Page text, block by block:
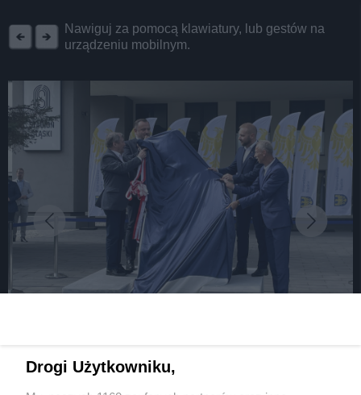
Nawiguj za pomocą klawiatury, lub gestów na
urządzeniu mobilnym.
Przy Stadionie Śląskim odsłonięto pomnik
Drogi Użytkowniku,